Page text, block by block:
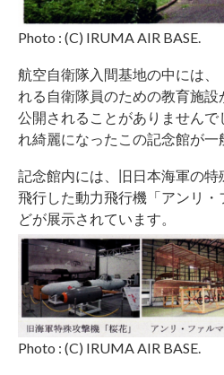
Photo : (C) IRUMA AIR BASE.
航空自衛隊入間基地の中には
れる自衛隊員のための教育施
公開されることがありませんで
れ綺麗になったこの記念館が一
記念館内には、旧日本海軍の
飛行した動力飛行機「アンリ
どが展示されています。
Photo : (C) IRUMA AIR BASE.